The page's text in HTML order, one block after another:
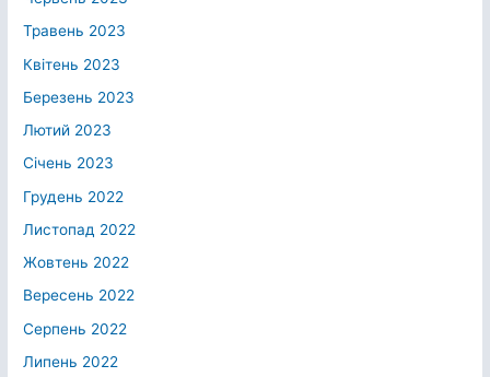
Травень 2023
Квітень 2023
Березень 2023
Лютий 2023
Січень 2023
Грудень 2022
Листопад 2022
Жовтень 2022
Вересень 2022
Серпень 2022
Липень 2022